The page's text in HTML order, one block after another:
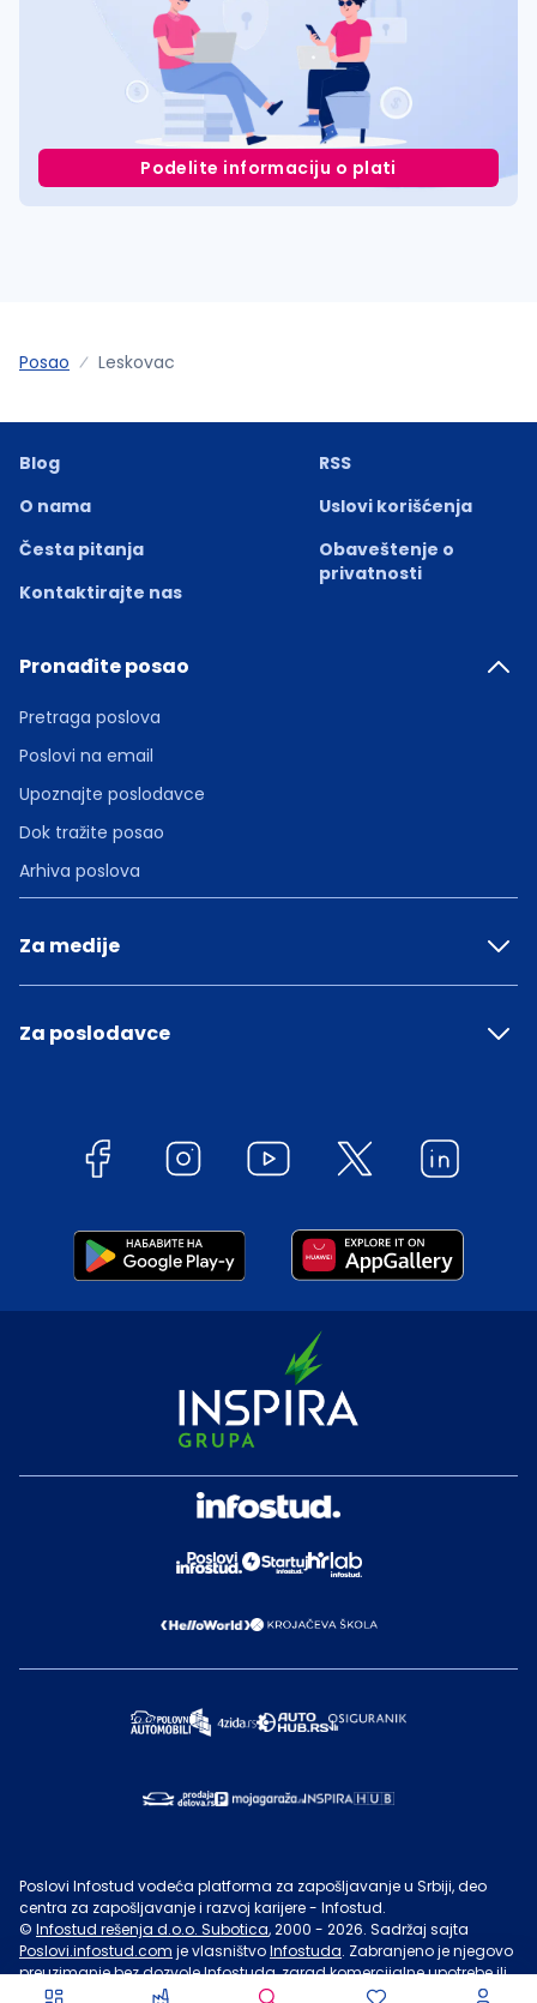
Podelite informaciju o plati
Posao Leskovac
Blog
O nama
Česta pitanja
Kontaktirajte nas
RSS
Uslovi korišćenja
Obaveštenje o
privatnosti
Pronađite posao
Pretraga poslova
Poslovi na email
Upoznajte poslodavce
Dok tražite posao
Arhiva poslova
Za medije
Za poslodavce
Poslovi Infostud vodeća platforma za zapošljavanje u Srbiji, deo
centra za zapošljavanje i razvoj karijere - Infostud.
© Infostud rešenja d.o.o. Subotica, 2000 - 2026. Sadržaj sajta
Poslovi.infostud.com je vlasništvoInfostuda. Zabranjeno je njegovo
preuzimanje bez dozvoleInfostuda, zarad komercijalne upotrebe ili
u druge svrhe, osim za lične potrebe posetilaca sajta.